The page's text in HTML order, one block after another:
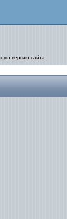
версию сайта.